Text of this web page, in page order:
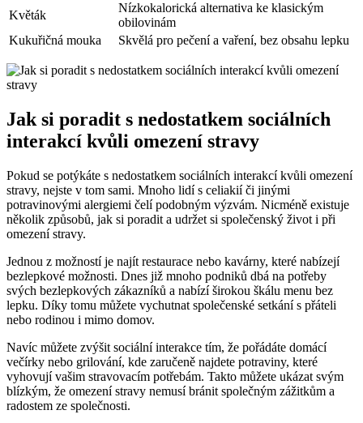
Květák
Nízkokalorická alternativa ke klasickým
obilovinám
Kukuřičná mouka
Skvělá pro pečení a vaření, bez obsahu lepku
Jak si poradit s nedostatkem sociálních
interakcí kvůli omezení stravy
Pokud se potýkáte s nedostatkem sociálních interakcí kvůli omezení
stravy, nejste v tom sami. Mnoho lidí s celiakií či jinými
potravinovými alergiemi čelí podobným výzvám. Nicméně existuje
několik způsobů, jak si poradit a udržet si společenský život i při
omezení stravy.
Jednou z možností je najít restaurace nebo kavárny, které nabízejí
bezlepkové možnosti. Dnes již mnoho podniků dbá na potřeby
svých bezlepkových zákazníků a nabízí širokou škálu menu bez
lepku. Díky tomu můžete vychutnat společenské setkání s přáteli
nebo rodinou i mimo domov.
Navíc můžete zvýšit sociální interakce tím, že pořádáte domácí
večírky nebo grilování, kde zaručeně najdete potraviny, které
vyhovují vašim stravovacím potřebám. Takto můžete ukázat svým
blízkým, že omezení stravy nemusí bránit společným zážitkům a
radostem ze společnosti.